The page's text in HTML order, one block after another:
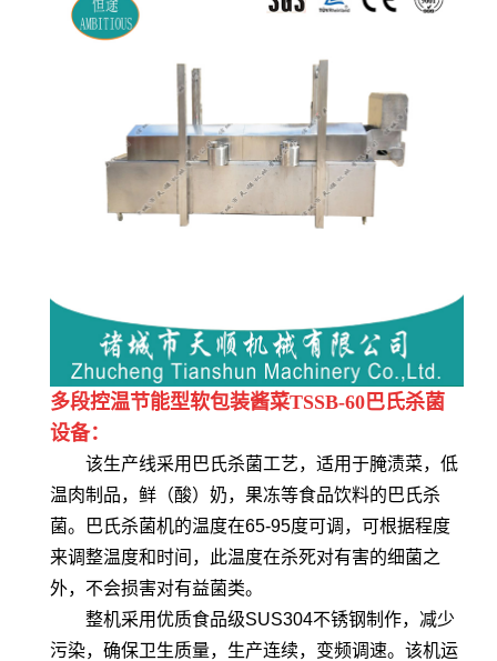
多段控温节能型软包装酱菜TSSB-60巴氏杀菌
设备：
该生产线采用巴氏杀菌工艺，适用于腌渍菜，低
温肉制品，鲜（酸）奶，果冻等食品饮料的巴氏杀
菌。巴氏杀菌机的温度在65-95度可调，可根据程度
来调整温度和时间，此温度在杀死对有害的细菌之
外，不会损害对有益菌类。
整机采用优质食品级SUS304不锈钢制作，减少
污染，确保卫生质量，生产连续，变频调速。该机运